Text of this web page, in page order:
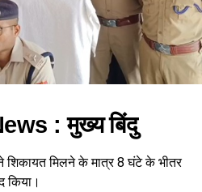
: मुख्य बिंदु
मिलने के मात्र 8 घंटे के भीतर
किया।